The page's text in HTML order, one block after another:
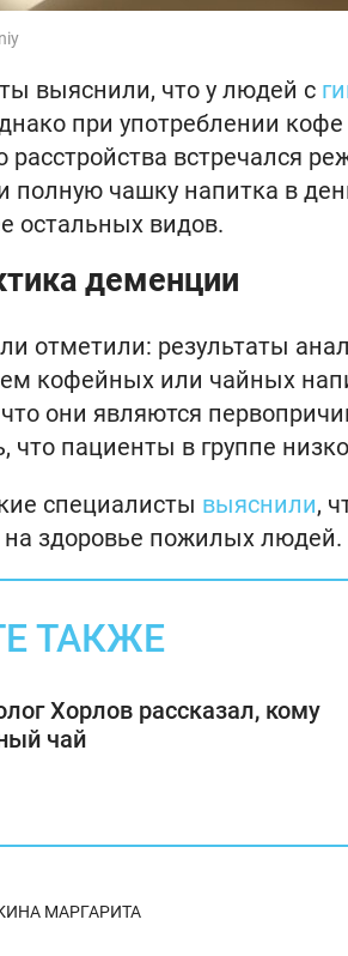
выяснили, что у людей с
при употреблении
расстройства встречался
полную чашку напитка в
остальных видов.
деменции
отметили: результаты
кофейных или чайных
они являются
что пациенты в группе
специалисты выяснили,
на здоровье пожилых людей.
ТАКЖЕ
Хорлов рассказал, кому
чай
МАРГАРИТА